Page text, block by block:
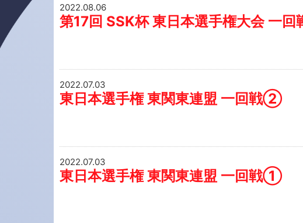
2022.08.06
第17回 SSK杯 東日本選手権大会 一回
2022.07.03
東日本選手権 東関東連盟 一回戦②
2022.07.03
東日本選手権 東関東連盟 一回戦①
o
e